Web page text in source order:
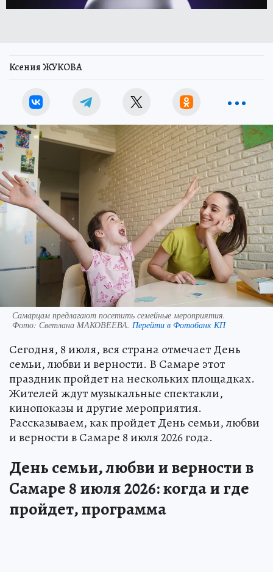
Ксения ЖУКОВА
Самарцам предлагают посетить семейные мероприятия.
Фото: Светлана МАКОВЕЕВА. Перейти в Фотобанк КП
Сегодня, 8 июля, вся страна отмечает День
семьи, любви и верности. В Самаре этот
праздник пройдет на нескольких площадках.
Жителей ждут музыкальные спектакли,
кинопоказы и другие мероприятия.
Рассказываем, как пройдет День семьи, любви
и верности в Самаре 8 июля 2026 года.
День семьи, любви и верности в
Самаре 8 июля 2026: когда и где
пройдет, программа